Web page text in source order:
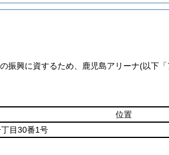
振興に資するため、鹿児島アリーナ(以下「
位置
目30番1号